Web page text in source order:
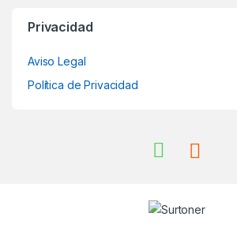
Privacidad
Aviso Legal
Política de Privacidad